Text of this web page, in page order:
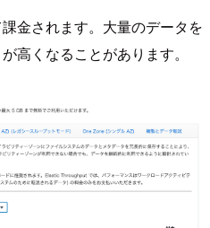
金されます。大量のデータを
高くなることがあります。